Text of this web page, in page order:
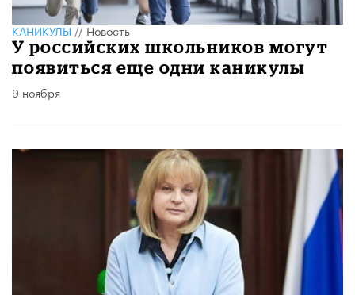
КАНИКУЛЫ//Новость
У российских школьников могут
появиться еще одни каникулы
9 ноября